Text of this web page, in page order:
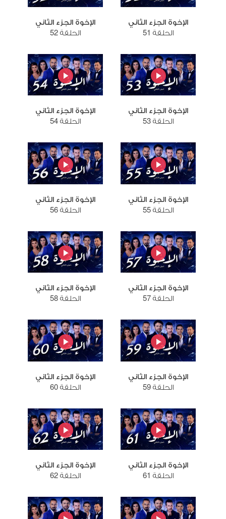
الإخوة الجزء الثاني
الحلقة 51
الإخوة الجزء الثاني
الحلقة 52
الإخوة الجزء الثاني
الحلقة 53
الإخوة الجزء الثاني
الحلقة 54
الإخوة الجزء الثاني
الحلقة 55
الإخوة الجزء الثاني
الحلقة 56
الإخوة الجزء الثاني
الحلقة 57
الإخوة الجزء الثاني
الحلقة 58
الإخوة الجزء الثاني
الحلقة 59
الإخوة الجزء الثاني
الحلقة 60
الإخوة الجزء الثاني
الحلقة 61
الإخوة الجزء الثاني
الحلقة 62